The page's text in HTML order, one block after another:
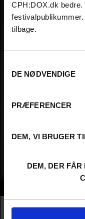
CPH:DOX.dk
tilbage.
DE NØDVENDIGE
PRÆFERENCER
DEM, VI BRUGER
DEM, DER FÅR